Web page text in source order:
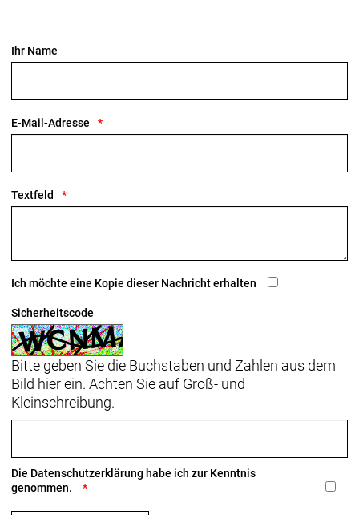
Ihr Name
E-Mail-Adresse
Textfeld
Ich möchte eine Kopie dieser Nachricht erhalten
Sicherheitscode
Bitte geben Sie die Buchstaben und Zahlen aus dem
Bild hier ein. Achten Sie auf Groß- und
Kleinschreibung.
Die Datenschutzerklärung habe ich zur Kenntnis
genommen.